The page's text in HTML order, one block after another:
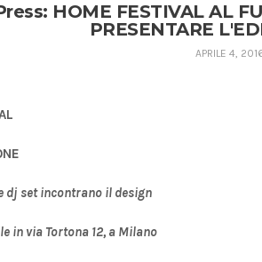
HOME FESTIVAL AL
PRESENTARE
APRILE 4,
dj set incontrano il design
in via Tortona 12, a Milano